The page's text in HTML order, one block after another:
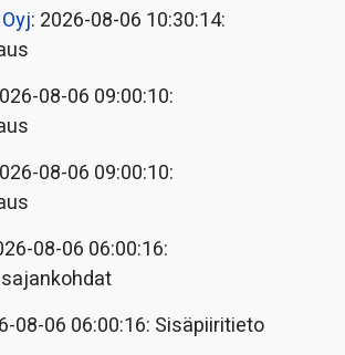
: 2026-08-06 10:30:14:
08-06 09:00:10:
08-06 09:00:10:
08-06 06:00:16:
08-06 06:00:16: Sisäpiiritieto